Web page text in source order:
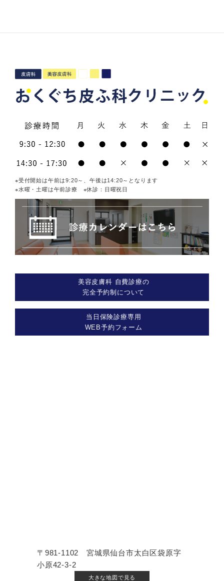
※受付開始は午前は9:20～、午後は14:20～となります
※水曜・土曜は午前診療 ※休診：日曜祝日
美容皮膚科 自費診療の
完全予約制について
当日保険診療専用
WEB予約フォーム
〒981-1102 宮城県仙台市太白区袋原字
小原42-3-2
大きな地図で見る